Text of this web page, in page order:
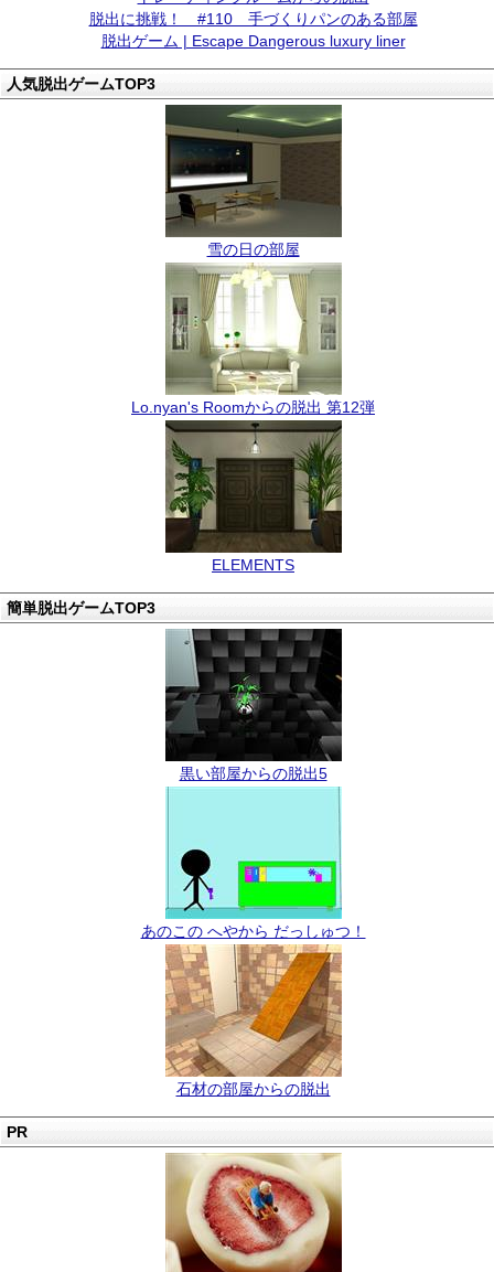
脱出に挑戦！ #110 手づくりパンのある部屋
脱出ゲーム | Escape Dangerous luxury liner
人気脱出ゲームTOP3
雪の日の部屋
Lo.nyan's Roomからの脱出 第12弾
ELEMENTS
簡単脱出ゲームTOP3
黒い部屋からの脱出5
あのこの へやから だっしゅつ！
石材の部屋からの脱出
PR